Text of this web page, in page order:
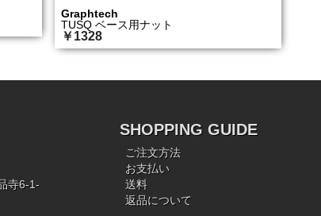
Graphtech
TUSQ ベース用ナット
￥1328
寺6-1-
SHOPPING GUIDE
ご注文方法
お支払い
送料
返品について